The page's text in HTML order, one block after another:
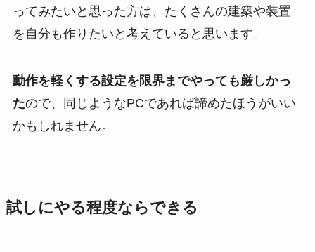
ってみたいと思った方は、たくさんの建築や装置
を自分も作りたいと考えていると思います。
動作を軽くする設定を限界までやっても厳しかっ
たので、同じようなPCであれば諦めたほうがいい
かもしれません。
試しにやる程度ならできる